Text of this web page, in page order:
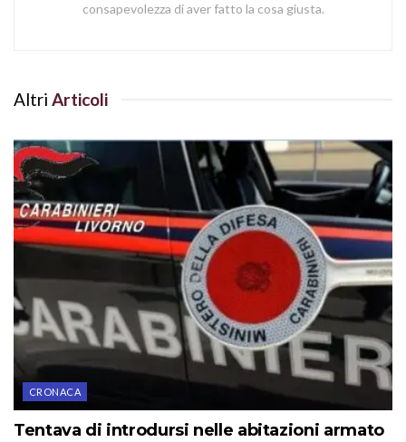
consapevolezza di aver fatto la cosa giusta.
Altri Articoli
CRONACA
Tentava di introdursi nelle abitazioni armato